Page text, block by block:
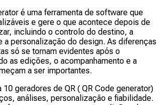
é uma ferramenta de software que
e gere o que acontece depois de
incluindo o controlo do destino, a
a personalização do design. As diferenças
só se tornam evidentes após o
as edições, o acompanhamento e a
a ser importantes.
10 geradores de QR ( QR Code generator)
análises, personalização e fiabilidade.